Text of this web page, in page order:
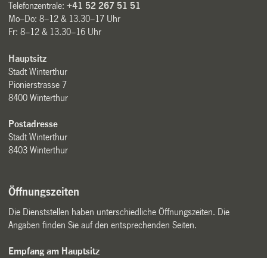
Telefonzentrale:+41 52 267 51 51
Mo–Do: 8–12 & 13.30–17 Uhr
Fr: 8–12 & 13.30–16 Uhr
Hauptsitz
Stadt Winterthur
Pionierstrasse 7
8400 Winterthur
Postadresse
Stadt Winterthur
8403 Winterthur
Öffnungszeiten
Die Dienststellen haben unterschiedliche Öffnungszeiten. Die
Angaben finden Sie auf den entsprechenden Seiten.
Empfang am Hauptsitz